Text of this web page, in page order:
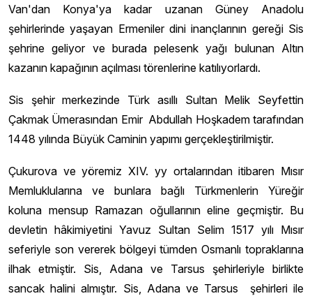
Van'dan Konya'ya kadar uzanan Güney Anadolu
şehirlerinde yaşayan Ermeniler dini inançlarının gereği Sis
şehrine geliyor ve burada pelesenk yağı bulunan Altın
kazanın kapağının açılması törenlerine katılıyorlardı.
Sis şehir merkezinde Türk asıllı Sultan Melik Seyfettin
Çakmak Ümerasından Emir Abdullah Hoşkadem tarafından
1448 yılında Büyük Caminin yapımı gerçekleştirilmiştir.
Çukurova ve yöremiz XIV. yy ortalarından itibaren Mısır
Memluklularına ve bunlara bağlı Türkmenlerin Yüreğir
koluna mensup Ramazan oğullarının eline geçmiştir. Bu
devletin hâkimiyetini Yavuz Sultan Selim 1517 yılı Mısır
seferiyle son vererek bölgeyi tümden Osmanlı topraklarına
ilhak etmiştir. Sis, Adana ve Tarsus şehirleriyle birlikte
sancak halini almıştır. Sis, Adana ve Tarsus şehirleri ile